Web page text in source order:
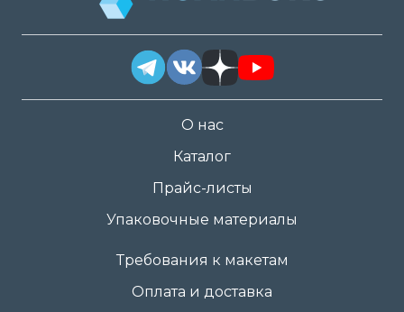
О нас
Каталог
Прайс-листы
Упаковочные материалы
Требования к макетам
Оплата и доставка